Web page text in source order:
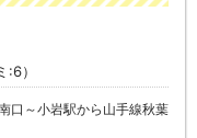
）
口～小岩駅から山手線秋葉